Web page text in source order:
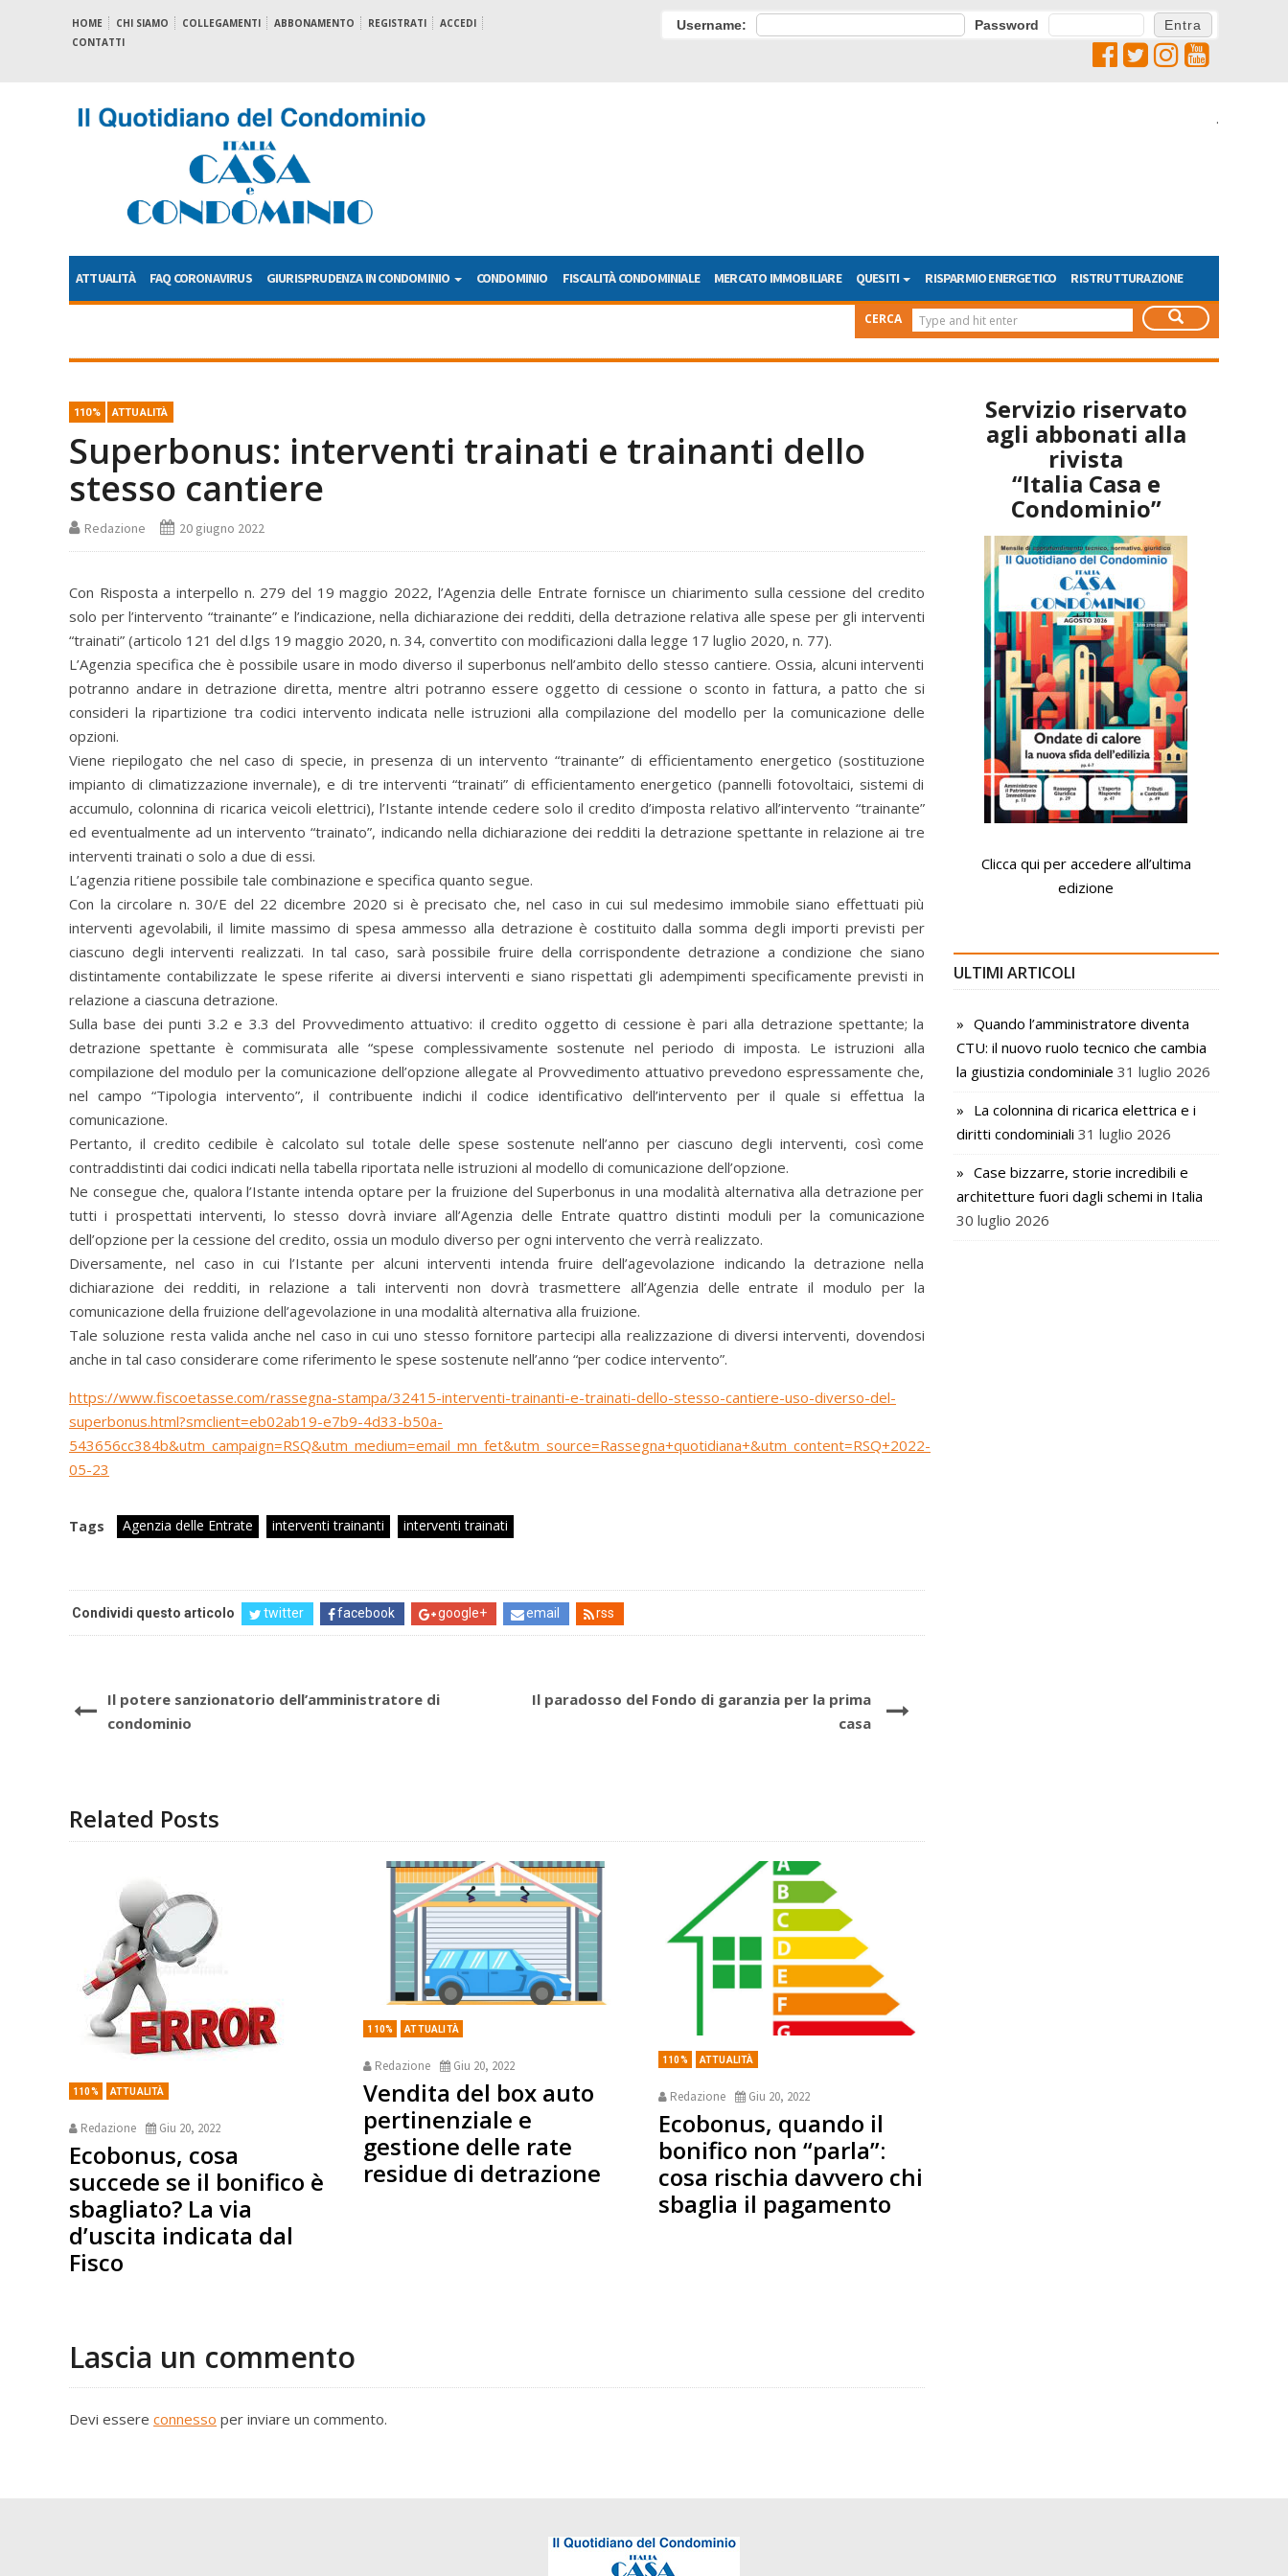
HOME CHI SIAMO COLLEGAMENTI ABBONAMENTO REGISTRATI
ACCEDI
CONTATTI
Username: Password
.
ATTUALITÀ FAQ CORONAVIRUS GIURISPRUDENZA IN CONDOMINIO CONDOMINIO FISCALITÀ CONDOMINIALE MERCATO IMMOBILIARE QUESITI RISPARMIO ENERGETICO RISTRUTTURAZIONE
CERCA
110% ATTUALITÀ
Superbonus: interventi trainati e trainanti dello
stesso cantiere
Redazione 20 giugno 2022
Con Risposta a interpello n. 279 del 19 maggio 2022, l’Agenzia delle Entrate fornisce un chiarimento sulla cessione del credito
solo per l’intervento “trainante” e l’indicazione, nella dichiarazione dei redditi, della detrazione relativa alle spese per gli interventi
“trainati” (articolo 121 del d.lgs 19 maggio 2020, n. 34, convertito con modificazioni dalla legge 17 luglio 2020, n. 77).
L’Agenzia specifica che è possibile usare in modo diverso il superbonus nell’ambito dello stesso cantiere. Ossia, alcuni interventi
potranno andare in detrazione diretta, mentre altri potranno essere oggetto di cessione o sconto in fattura, a patto che si
consideri la ripartizione tra codici intervento indicata nelle istruzioni alla compilazione del modello per la comunicazione delle
opzioni.
Viene riepilogato che nel caso di specie, in presenza di un intervento “trainante” di efficientamento energetico (sostituzione
impianto di climatizzazione invernale), e di tre interventi “trainati” di efficientamento energetico (pannelli fotovoltaici, sistemi di
accumulo, colonnina di ricarica veicoli elettrici), l’Istante intende cedere solo il credito d’imposta relativo all’intervento “trainante”
ed eventualmente ad un intervento “trainato”, indicando nella dichiarazione dei redditi la detrazione spettante in relazione ai tre
interventi trainati o solo a due di essi.
L’agenzia ritiene possibile tale combinazione e specifica quanto segue.
Con la circolare n. 30/E del 22 dicembre 2020 si è precisato che, nel caso in cui sul medesimo immobile siano effettuati più
interventi agevolabili, il limite massimo di spesa ammesso alla detrazione è costituito dalla somma degli importi previsti per
ciascuno degli interventi realizzati. In tal caso, sarà possibile fruire della corrispondente detrazione a condizione che siano
distintamente contabilizzate le spese riferite ai diversi interventi e siano rispettati gli adempimenti specificamente previsti in
relazione a ciascuna detrazione.
Sulla base dei punti 3.2 e 3.3 del Provvedimento attuativo: il credito oggetto di cessione è pari alla detrazione spettante; la
detrazione spettante è commisurata alle “spese complessivamente sostenute nel periodo di imposta. Le istruzioni alla
compilazione del modulo per la comunicazione dell’opzione allegate al Provvedimento attuativo prevedono espressamente che,
nel campo “Tipologia intervento”, il contribuente indichi il codice identificativo dell’intervento per il quale si effettua la
comunicazione.
Pertanto, il credito cedibile è calcolato sul totale delle spese sostenute nell’anno per ciascuno degli interventi, così come
contraddistinti dai codici indicati nella tabella riportata nelle istruzioni al modello di comunicazione dell’opzione.
Ne consegue che, qualora l’Istante intenda optare per la fruizione del Superbonus in una modalità alternativa alla detrazione per
tutti i prospettati interventi, lo stesso dovrà inviare all’Agenzia delle Entrate quattro distinti moduli per la comunicazione
dell’opzione per la cessione del credito, ossia un modulo diverso per ogni intervento che verrà realizzato.
Diversamente, nel caso in cui l’Istante per alcuni interventi intenda fruire dell’agevolazione indicando la detrazione nella
dichiarazione dei redditi, in relazione a tali interventi non dovrà trasmettere all’Agenzia delle entrate il modulo per la
comunicazione della fruizione dell’agevolazione in una modalità alternativa alla fruizione.
Tale soluzione resta valida anche nel caso in cui uno stesso fornitore partecipi alla realizzazione di diversi interventi, dovendosi
anche in tal caso considerare come riferimento le spese sostenute nell’anno “per codice intervento”.
https://www.fiscoetasse.com/rassegna-stampa/32415-interventi-trainanti-e-trainati-dello-stesso-cantiere-uso-diverso-del-
superbonus.html?smclient=eb02ab19-e7b9-4d33-b50a-
543656cc384b&utm_campaign=RSQ&utm_medium=email_mn_fet&utm_source=Rassegna+quotidiana+&utm_content=RSQ+2022-
05-23
Tags Agenzia delle Entrate interventi trainanti interventi trainati
Condividi questo articolo twitter facebook google+ email rss
Il potere sanzionatorio dell’amministratore di
condominio
Il paradosso del Fondo di garanzia per la prima
casa
Related Posts
110% ATTUALITÀ
Redazione Giu 20, 2022
Ecobonus, cosa
succede se il bonifico è
sbagliato? La via
d’uscita indicata dal
Fisco
110% ATTUALITÀ
Redazione Giu 20, 2022
Vendita del box auto
pertinenziale e
gestione delle rate
residue di detrazione
110% ATTUALITÀ
Redazione Giu 20, 2022
Ecobonus, quando il
bonifico non “parla”:
cosa rischia davvero chi
sbaglia il pagamento
Lascia un commento
Devi essere connesso per inviare un commento.
Servizio riservato
agli abbonati alla
rivista
“Italia Casa e
Condominio”
Clicca qui per accedere all’ultima
edizione
ULTIMI ARTICOLI
Quando l’amministratore diventa
CTU: il nuovo ruolo tecnico che cambia
la giustizia condominiale 31 luglio 2026
La colonnina di ricarica elettrica e i
diritti condominiali 31 luglio 2026
Case bizzarre, storie incredibili e
architetture fuori dagli schemi in Italia
30 luglio 2026